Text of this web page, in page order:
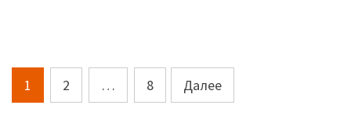
Пагинация
записей
1 2 … 8 Далее